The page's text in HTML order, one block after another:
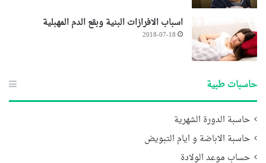
اسباب الافرازات البنية وبقع الدم المهبلية
2018-07-18
حاسبات طبية
حاسبة الدورة الشهرية
حاسبة الاباضة و ايام التبويض
حساب موعد الولادة